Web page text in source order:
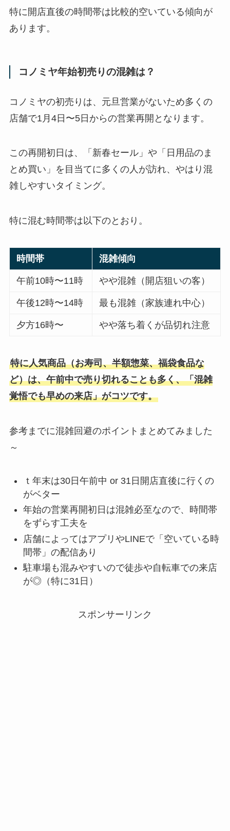
特に開店直後の時間帯は比較的空いている傾向が
あります。
コノミヤ年始初売りの混雑は？
コノミヤの初売りは、元旦営業がないため多くの
店舗で1月4日〜5日からの営業再開となります。
この再開初日は、「新春セール」や「日用品のま
とめ買い」を目当てに多くの人が訪れ、やはり混
雑しやすいタイミング。
特に混む時間帯は以下のとおり。
時間帯 混雑傾向
午前10時〜11時 やや混雑（開店狙いの客）
午後12時〜14時 最も混雑（家族連れ中心）
夕方16時〜 やや落ち着くが品切れ注意
特に人気商品（お寿司、半額惣菜、福袋食品な
ど）は、午前中で売り切れることも多く、「混雑
覚悟でも早めの来店」がコツです。
参考までに混雑回避のポイントまとめてみました
～
ｔ年末は30日午前中 or 31日開店直後に行くの
がベター
年始の営業再開初日は混雑必至なので、時間帯
をずらす工夫を
店舗によってはアプリやLINEで「空いている時
間帯」の配信あり
駐車場も混みやすいので徒歩や自転車での来店
が◎（特に31日）
スポンサーリンク